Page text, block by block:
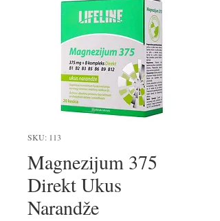
SKU: 113
Magnezijum 375
Direkt Ukus
Narandže